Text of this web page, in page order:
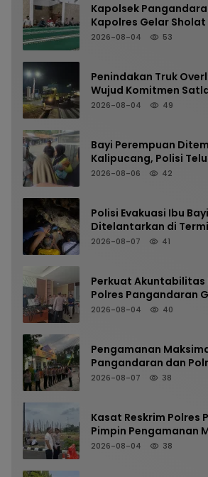
Kapolsek
Kapolres Gelar Sholat
Masjid Jami Al-
2026-08-04 53
Penindakan Truk
Wujud Komitmen
Pangandaran
2026-08-04 49
Bayi Perempuan
Kalipucang, Polisi
Orang Tua
2026-08-06 42
Polisi Evakuasi Ibu
Ditelantarkan di
dari Dalam Goa
2026-08-07 41
Perkuat Akuntabilitas
Polres Pangandaran
Pemeriksaan Senpi
2026-08-04 40
Pengamanan
Pangandaran dan
Pangandaran, Nobar
2026-08-07 38
Kasat Reskrim Polres
Pimpin Pengamanan
Perkuat
2026-08-04 38